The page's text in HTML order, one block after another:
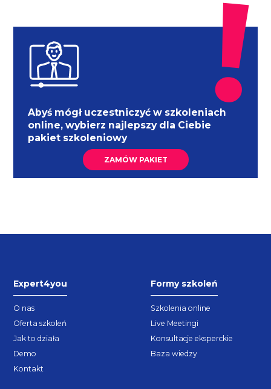
Abyś mógł uczestniczyć w szkoleniach
online, wybierz najlepszy dla Ciebie
pakiet szkoleniowy
ZAMÓW PAKIET
Expert4you
O nas
Oferta szkoleń
Jak to działa
Demo
Kontakt
Formy szkoleń
Szkolenia online
Live Meetingi
Konsultacje eksperckie
Baza wiedzy